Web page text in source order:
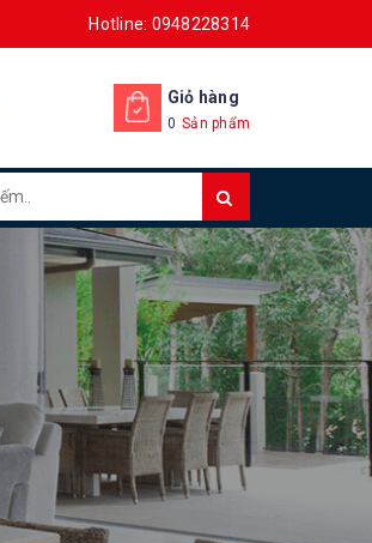
Hotline: 0948228314
Giỏ hàng
0 Sản phẩm